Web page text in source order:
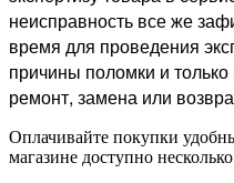
неисправность все же
время для проведения
причины поломки и только
ремонт, замена или
Оплачивайте покупки
магазине доступно